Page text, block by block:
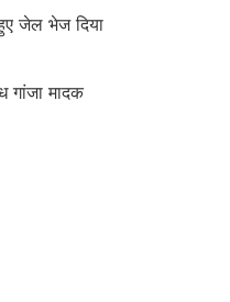
जेल भेज दिया
गांजा मादक